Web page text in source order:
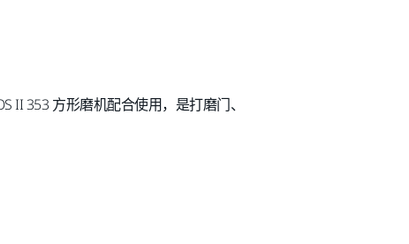
II 353 方形磨机配合使用，是打磨门、